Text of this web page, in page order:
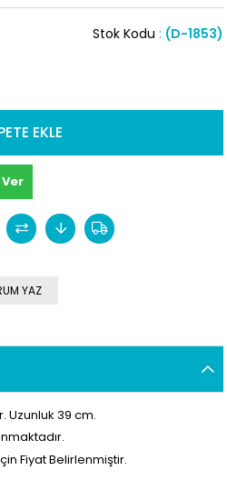
(D-1853)
Stok Kodu
YAZ
Uzunluk 39 cm.
Fiyat Belirlenmiştir.